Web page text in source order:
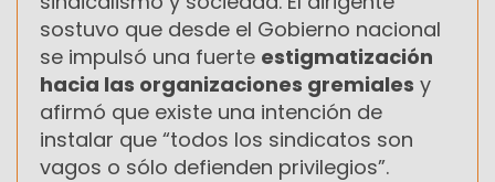
sostuvo que desde el Gobierno nacional
se impulsó una fuerte estigmatización
hacia las organizaciones gremiales y
afirmó que existe una intención de
instalar que “todos los sindicatos son
vagos o sólo defienden privilegios”.